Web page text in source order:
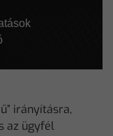
irányításra,
az ügyfél